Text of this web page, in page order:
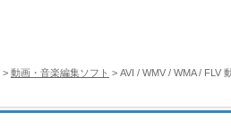
> 動画・音楽編集ソフト > AVI / WMV / WMA / FLV